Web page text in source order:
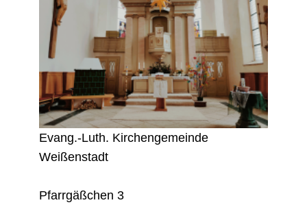
Evang.-Luth. Kirchengemeinde
Weißenstadt
Pfarrgäßchen 3